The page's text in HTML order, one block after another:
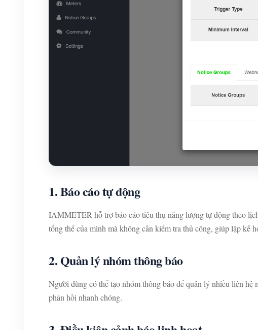
1. Báo cáo tự động
IAMMETER hỗ trợ báo cáo tiêu thụ năng lượng tự động theo
tổng thể của mình mà không cần kiểm tra thủ công, giúp lập kế
2. Quản lý nhóm thông báo
Người dùng có thể tạo nhóm thông báo để quản lý nhiều liên
phản hồi nhanh chóng.